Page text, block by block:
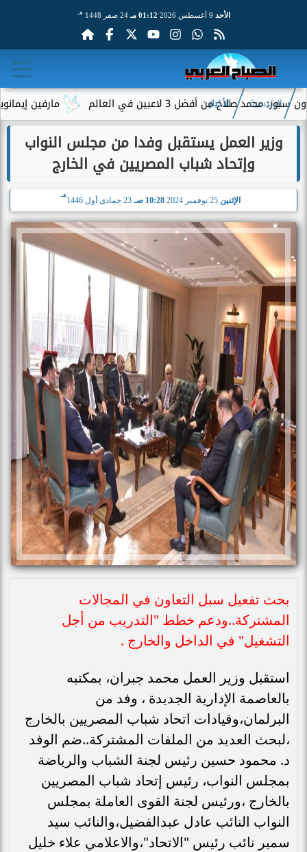
الأحد 01:12 مـ 24 صفر 1448 هـ
مارفين إيمانويل.. من أفضل 3 لاعبين في العالم
الرئيسية الأخبار
وزير العمل يستقبل وفدا من مجلس النواب
وإتحاد شباب المصريين في الخارج
الإثنين 10:28 صـ 23 جمادى أول 1446
هـ
بحث تفعيل سبل التعاون في المجالات
المشتركة..ودعم خطط "التدريب من أجل
التشغيل" في الداخل والخارج .
استقبل وزير العمل محمد جبران، بمكتبه
بالعاصمة الإدارية الجديدة ، وفد من
البرلمان،وقيادات اتحاد شباب المصريين بالخارج
،لبحث العديد من الملفات المشتركة..ضم الوفد
د. محمود حسين رئيس لجنة الشباب والرياضة
بمجلس النواب، رئيس إتحاد شباب المصريين
بالخارج ،ورئيس لجنة القوى العاملة بمجلس
النواب النائب عادل عبدالفضيل،والنائب سيد
سمير نائب رئيس "الاتحاد"،والاعلامي علاء خليل